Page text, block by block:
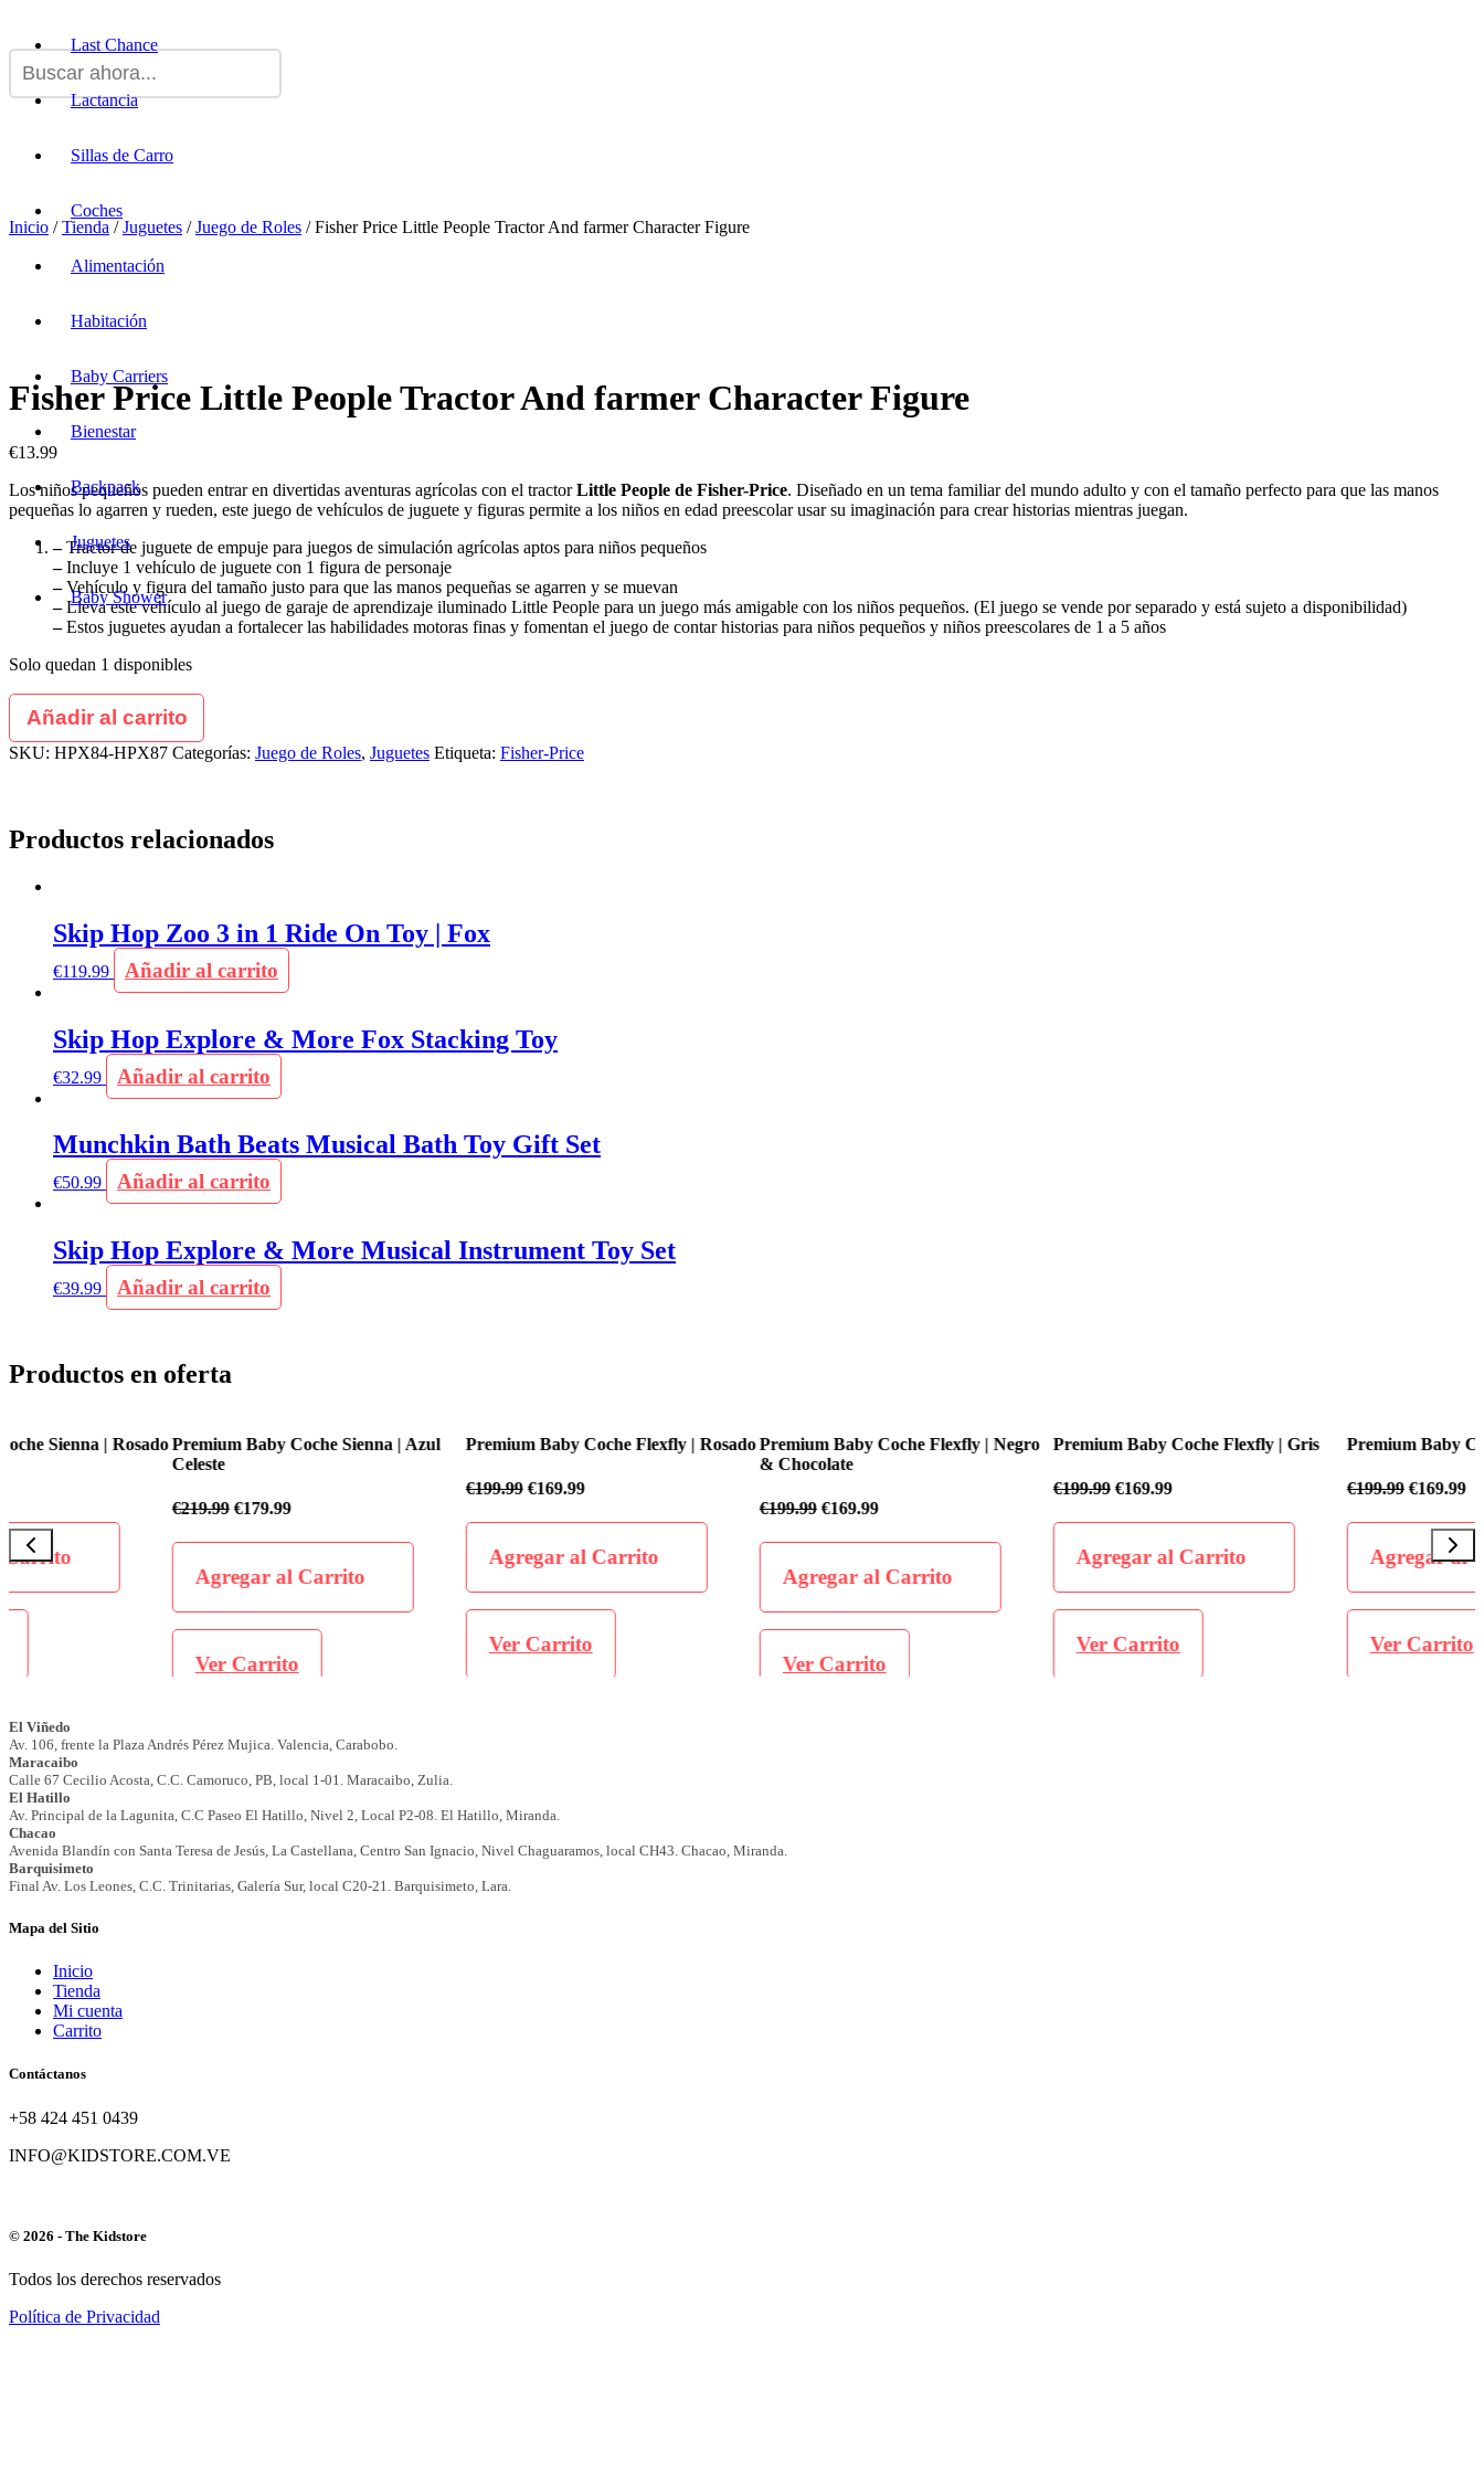
Last Chance
Lactancia
Sillas de Carro
Coches
Alimentación
Habitación
Baby Carriers
Bienestar
Backpack
Juguetes
Baby Shower
Inicio /Tienda /Juguetes /Juego de Roles / Fisher Price Little People Tractor And farmer Character Figure
Fisher Price Little People Tractor And farmer Character Figure
€13.99
Los niños pequeños pueden entrar en divertidas aventuras agrícolas con el tractorLittle People de Fisher-Price. Diseñado en un tema familiar del mundo adulto y con el tamaño perfecto para que las manos
pequeñas lo agarren y rueden, este juego de vehículos de juguete y figuras permite a los niños en edad preescolar usar su imaginación para crear historias mientras juegan.
–Tractor de juguete de empuje para juegos de simulación agrícolas aptos para niños pequeños
–Incluye 1 vehículo de juguete con 1 figura de personaje
–Vehículo y figura del tamaño justo para que las manos pequeñas se agarren y se muevan
–Lleva este vehículo al juego de garaje de aprendizaje iluminado Little People para un juego más amigable con los niños pequeños. (El juego se vende por separado y está sujeto a disponibilidad)
–Estos juguetes ayudan a fortalecer las habilidades motoras finas y fomentan el juego de contar historias para niños pequeños y niños preescolares de 1 a 5 años
Solo quedan 1 disponibles
Añadir al carrito
SKU: HPX84-HPX87 Categorías: Juego de Roles, Juguetes Etiqueta: Fisher-Price
Productos relacionados
Skip Hop Zoo 3 in 1 Ride On Toy | Fox
€119.99 Añadir al carrito
Skip Hop Explore & More Fox Stacking Toy
€32.99 Añadir al carrito
Munchkin Bath Beats Musical Bath Toy Gift Set
€50.99 Añadir al carrito
Skip Hop Explore & More Musical Instrument Toy Set
€39.99 Añadir al carrito
Productos en oferta
Premium Baby Coche Sienna | Azul
Agregar al Carrito
Premium Baby Coche Flexfly | Rosado
Agregar al Carrito
Premium Baby Coche Flexfly | Negro
Agregar al Carrito
Premium Baby Coche Flexfly | Gris
Agregar al Carrito
Premium Baby Coche Flexfly | Negro
Agregar al Carrito
Mapa del Sitio
Inicio
Tienda
Mi cuenta
Carrito
Contáctanos
+58 424 451 0439
INFO@KIDSTORE.COM.VE
© 2026 - The Kidstore
Todos los derechos reservados
Política de Privacidad